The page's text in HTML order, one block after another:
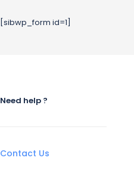
[sibwp_form id=1]
Need help ?
Contact Us